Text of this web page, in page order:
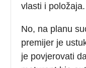
vlasti i položaja.
No, na planu
premijer je
je povjerovati